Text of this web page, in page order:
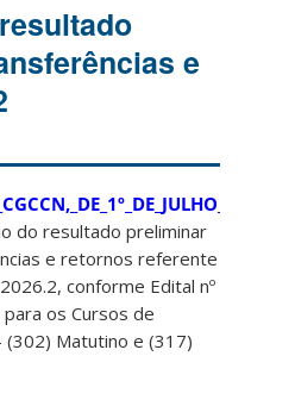
e
do resultado preliminar
e retornos referente
conforme Edital nº
os Cursos de
(302) Matutino e (317)